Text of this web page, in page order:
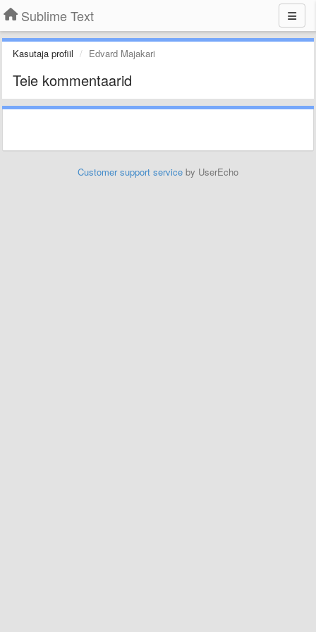
Sublime Text
Kasutaja profiil Edvard Majakari
Teie kommentaarid
Customer support service by UserEcho